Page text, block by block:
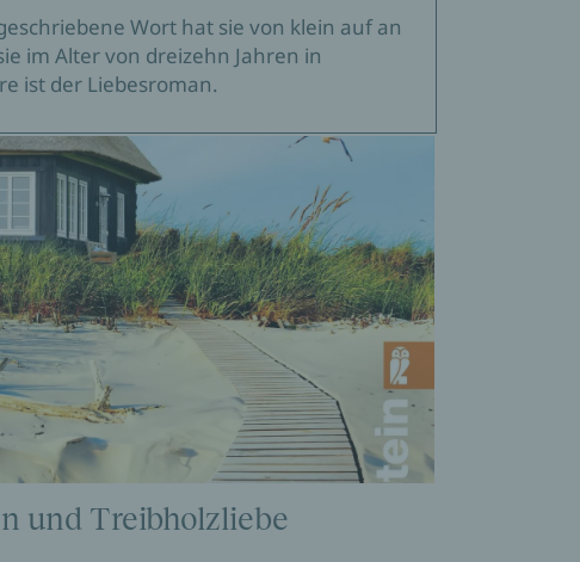
Wort hat sie von klein auf an
im Alter von dreizehn Jahren in
ist der Liebesroman.
und Treibholzliebe